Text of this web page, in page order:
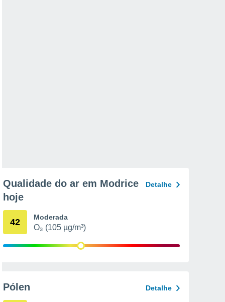
Qualidade do ar em Modrice
hoje
Detalhe
42 Moderada
O₃ (105 µg/m³)
Pólen Detalhe